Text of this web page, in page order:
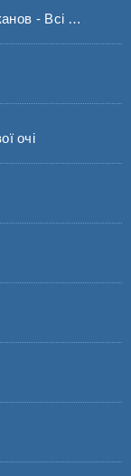
моя неземна
очі